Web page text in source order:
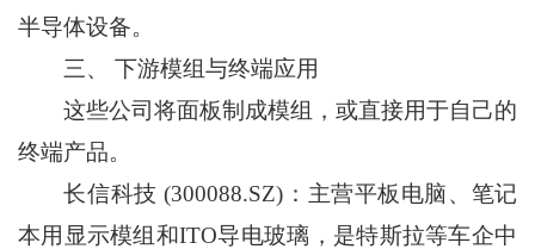
半导体设备。
三、 下游模组与终端应用
这些公司将面板制成模组，或直接用于自己的
终端产品。
长信科技 (300088.SZ)：主营平板电脑、笔记
本用显示模组和ITO导电玻璃，是特斯拉等车企中